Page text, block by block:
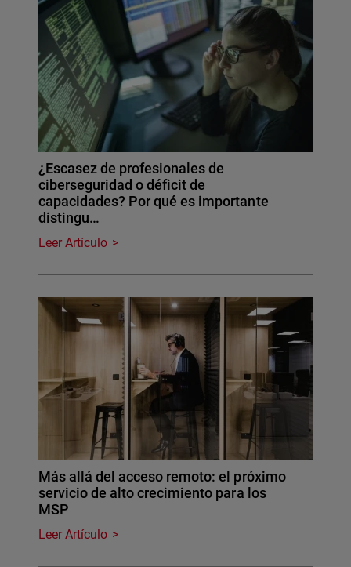
¿Escasez de profesionales de
ciberseguridad o déficit de
capacidades? Por qué es importante
distingu…
Leer Artículo
Más allá del acceso remoto: el próximo
servicio de alto crecimiento para los
MSP
Leer Artículo